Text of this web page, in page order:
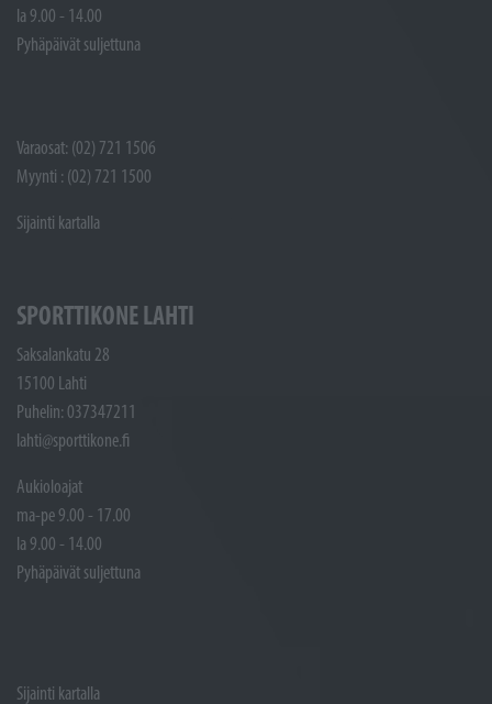
la 9.00 - 14.00
Pyhäpäivät suljettuna
Varaosat: (02) 721 1506
Myynti : (02) 721 1500
Sijainti kartalla
SPORTTIKONE LAHTI
Saksalankatu 28
15100 Lahti
Puhelin: 037347211
lahti@sporttikone.fi
Aukioloajat
ma-pe 9.00 - 17.00
la 9.00 - 14.00
Pyhäpäivät suljettuna
Sijainti kartalla